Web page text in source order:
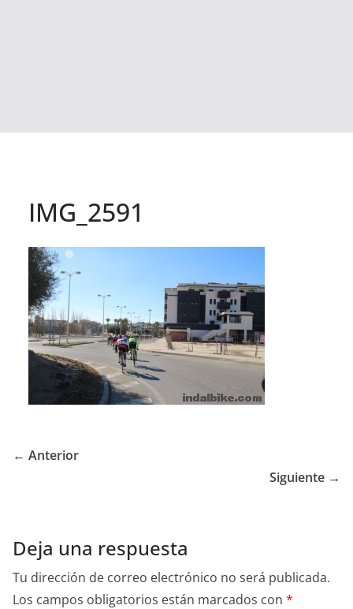
IMG_2591
← Anterior
Siguiente →
Deja una respuesta
Tu dirección de correo electrónico no será publicada.
Los campos obligatorios están marcados con *